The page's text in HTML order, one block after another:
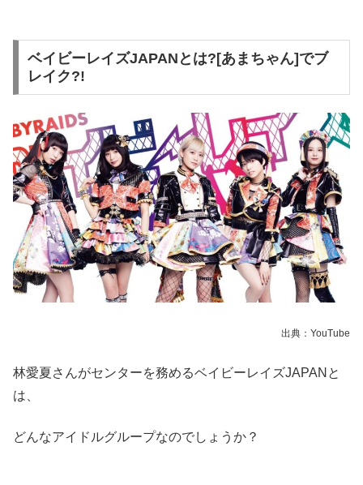
ベイビーレイズJAPANとは?[あまちゃん]でブ
レイク?!
出典：YouTube
林愛夏さんがセンターを務めるベイビーレイズJAPANと
は、
どんなアイドルグループなのでしょうか？